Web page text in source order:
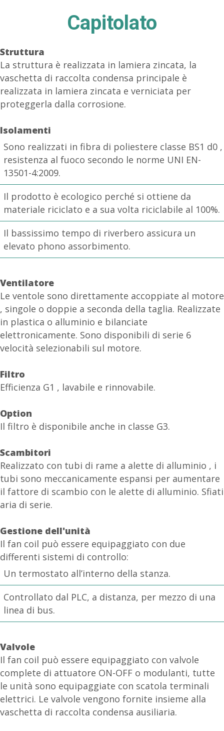
Capitolato
Struttura
La struttura è realizzata in lamiera zincata, la
vaschetta di raccolta condensa principale è
realizzata in lamiera zincata e verniciata per
proteggerla dalla corrosione.
Isolamenti
Sono realizzati in fibra di poliestere classe BS1 d0 ,
resistenza al fuoco secondo le norme UNI EN-
13501-4:2009.
Il prodotto è ecologico perché si ottiene da
materiale riciclato e a sua volta riciclabile al 100%.
Il bassissimo tempo di riverbero assicura un
elevato phono assorbimento.
Ventilatore
Le ventole sono direttamente accoppiate al motore
, singole o doppie a seconda della taglia. Realizzate
in plastica o alluminio e bilanciate
elettronicamente. Sono disponibili di serie 6
velocità selezionabili sul motore.
Filtro
Efficienza G1 , lavabile e rinnovabile.
Option
Il filtro è disponibile anche in classe G3.
Scambitori
Realizzato con tubi di rame a alette di alluminio , i
tubi sono meccanicamente espansi per aumentare
il fattore di scambio con le alette di alluminio. Sfiati
aria di serie.
Gestione dell'unità
Il fan coil può essere equipaggiato con due
differenti sistemi di controllo:
Un termostato all’interno della stanza.
Controllato dal PLC, a distanza, per mezzo di una
linea di bus.
Valvole
Il fan coil può essere equipaggiato con valvole
complete di attuatore ON-OFF o modulanti, tutte
le unità sono equipaggiate con scatola terminali
elettrici. Le valvole vengono fornite insieme alla
vaschetta di raccolta condensa ausiliaria.